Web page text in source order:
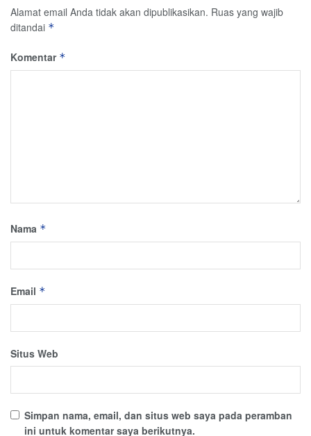
Alamat email Anda tidak akan dipublikasikan. Ruas yang wajib
ditandai *
Komentar *
Nama *
Email *
Situs Web
Simpan nama, email, dan situs web saya pada peramban
ini untuk komentar saya berikutnya.